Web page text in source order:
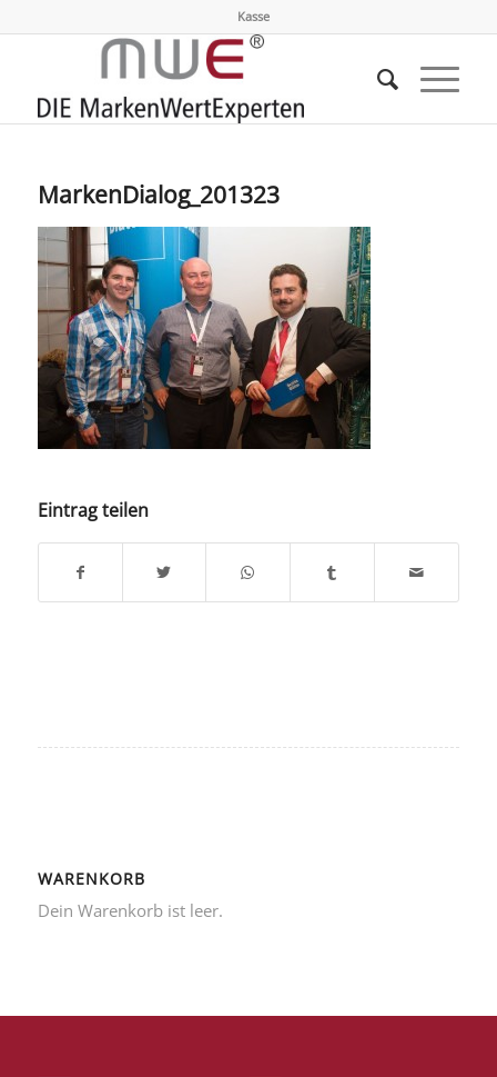
Kasse
MarkenDialog_201323
Eintrag teilen
WARENKORB
Dein Warenkorb ist leer.